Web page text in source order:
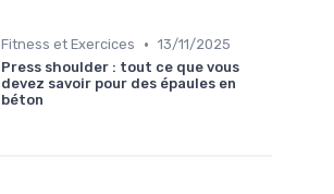
Fitness et Exercices • 13/11/2025
Press shoulder : tout ce que vous
devez savoir pour des épaules en
béton